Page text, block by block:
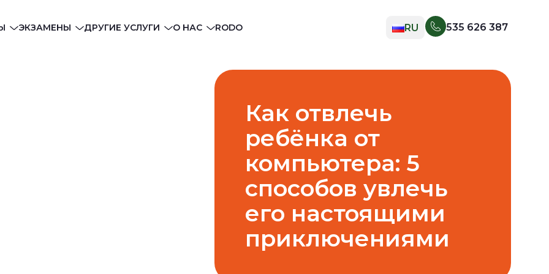
ЭКЗАМЕНЫ ДРУГИЕ УСЛУГИ О НАС RODO RU
UK
535 626 387
Как отвлечь
ребёнка от
компьютера: 5
способов увлечь
его настоящими
приключениями